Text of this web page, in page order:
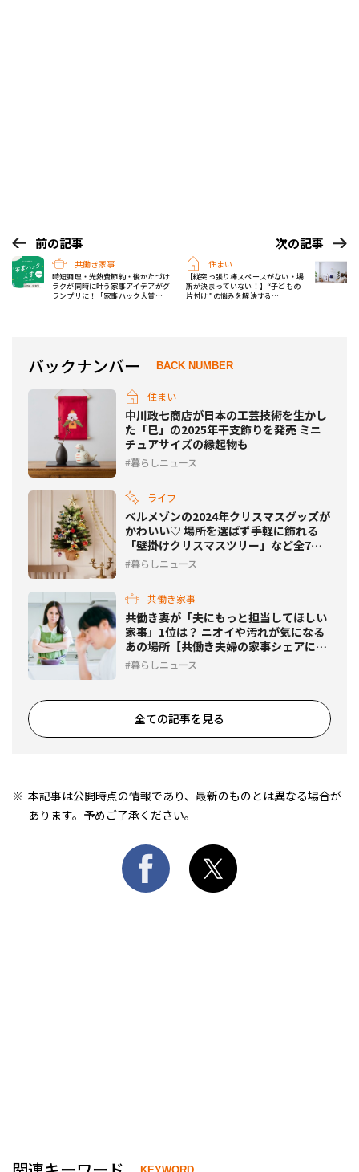
前の記事
共働き家事
時短調理・光熱費節約・後かたづけ
ラクが同時に叶う家事アイデアがグ
ランプリに！「家事ハック大賞
次の記事
住まい
【縦突っ張り棒スペースがない・場
所が決まっていない！】“子どもの
片付け”の悩みを解決する
バックナンバー BACK NUMBER
住まい
中川政七商店が日本の工芸技術を生かし
た「巳」の2025年干支飾りを発売 ミニ
チュアサイズの縁起物も
暮らしニュース
ライフ
ベルメゾンの2024年クリスマスグッズが
かわいい♡ 場所を選ばず手軽に飾れる
「壁掛けクリスマスツリー」など全7種
類が登場
暮らしニュース
共働き家事
共働き妻が「夫にもっと担当してほしい
家事」1位は？ ニオイや汚れが気になる
あの場所【共働き夫婦の家事シェアに関
する意識調査】
暮らしニュース
全ての記事を見る
本記事は公開時点の情報であり、最新のものとは異なる場合が
あります。予めご了承ください。